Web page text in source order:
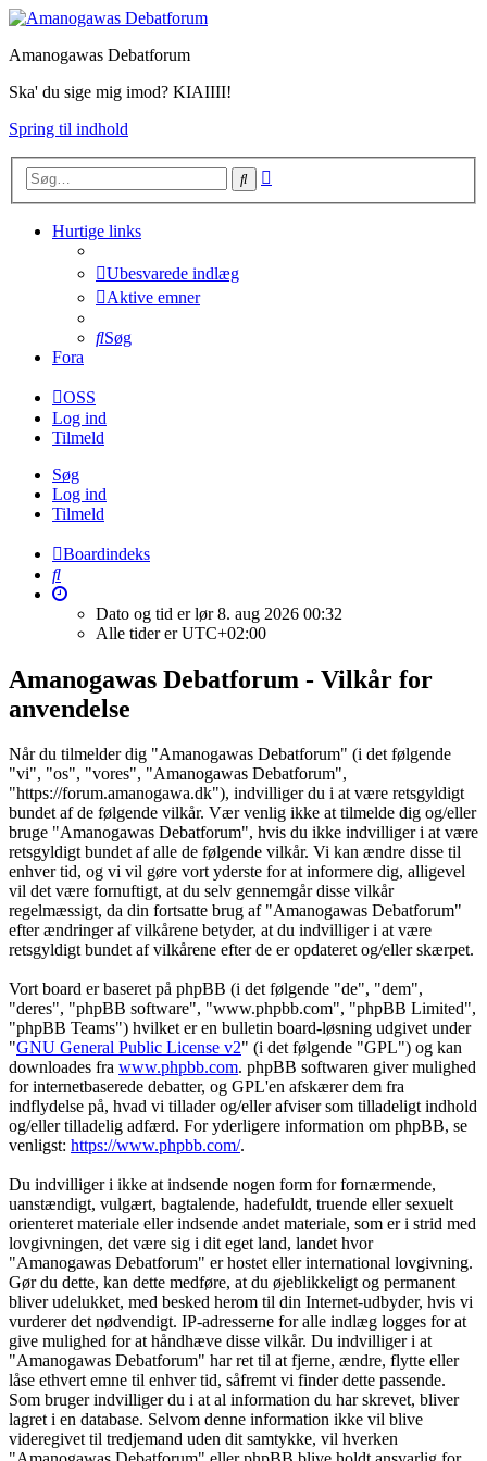
Amanogawas Debatforum
Ska' du sige mig imod? KIAIIII!
Spring til indhold
Søg
Hurtige links
Ubesvarede indlæg
Aktive emner
Søg
Fora
OSS
Log ind
Tilmeld
Søg
Log ind
Tilmeld
Boardindeks
Søg
Dato og tid er lør 8. aug 2026 00:32
Alle tider erUTC+02:00
Amanogawas Debatforum - Vilkår for
anvendelse
Når du tilmelder dig "Amanogawas Debatforum" (i det følgende
"vi", "os", "vores", "Amanogawas Debatforum",
"https://forum.amanogawa.dk"), indvilliger du i at være retsgyldigt
bundet af de følgende vilkår. Vær venlig ikke at tilmelde dig og/eller
bruge "Amanogawas Debatforum", hvis du ikke indvilliger i at være
retsgyldigt bundet af alle de følgende vilkår. Vi kan ændre disse til
enhver tid, og vi vil gøre vort yderste for at informere dig, alligevel
vil det være fornuftigt, at du selv gennemgår disse vilkår
regelmæssigt, da din fortsatte brug af "Amanogawas Debatforum"
efter ændringer af vilkårene betyder, at du indvilliger i at være
retsgyldigt bundet af vilkårene efter de er opdateret og/eller skærpet.
Vort board er baseret på phpBB (i det følgende "de", "dem",
"deres", "phpBB software", "www.phpbb.com", "phpBB Limited",
"phpBB Teams") hvilket er en bulletin board-løsning udgivet under
"GNU General Public License v2" (i det følgende "GPL") og kan
downloades fra www.phpbb.com. phpBB softwaren giver mulighed
for internetbaserede debatter, og GPL'en afskærer dem fra
indflydelse på, hvad vi tillader og/eller afviser som tilladeligt indhold
og/eller tilladelig adfærd. For yderligere information om phpBB, se
venligst: https://www.phpbb.com/.
Du indvilliger i ikke at indsende nogen form for fornærmende,
uanstændigt, vulgært, bagtalende, hadefuldt, truende eller sexuelt
orienteret materiale eller indsende andet materiale, som er i strid med
lovgivningen, det være sig i dit eget land, landet hvor
"Amanogawas Debatforum" er hostet eller international lovgivning.
Gør du dette, kan dette medføre, at du øjeblikkeligt og permanent
bliver udelukket, med besked herom til din Internet-udbyder, hvis vi
vurderer det nødvendigt. IP-adresserne for alle indlæg logges for at
give mulighed for at håndhæve disse vilkår. Du indvilliger i at
"Amanogawas Debatforum" har ret til at fjerne, ændre, flytte eller
låse ethvert emne til enhver tid, såfremt vi finder dette passende.
Som bruger indvilliger du i at al information du har skrevet, bliver
lagret i en database. Selvom denne information ikke vil blive
videregivet til tredjemand uden dit samtykke, vil hverken